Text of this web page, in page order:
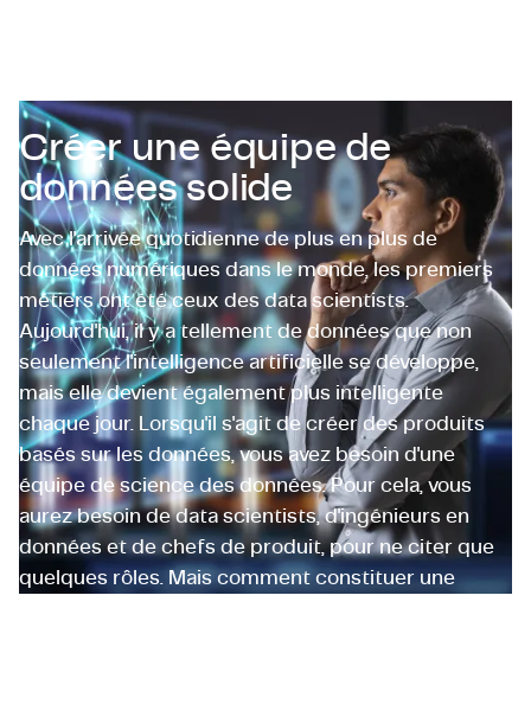
Créer une équipe de
données solide
Avec l'arrivée quotidienne de plus en plus de
données numériques dans le monde, les premiers
métiers ont été ceux des data scientists.
Aujourd'hui, il y a tellement de données que non
seulement l'intelligence artificielle se développe,
mais elle devient également plus intelligente
chaque jour. Lorsqu'il s'agit de créer des produits
basés sur les données, vous avez besoin d'une
équipe de science des données. Pour cela, vous
aurez besoin de data scientists, d'ingénieurs en
données et de chefs de produit, pour ne citer que
quelques rôles. Mais comment constituer une